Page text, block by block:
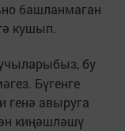
башланмаган
кушып.
бу
Бүгенге
генә авыруга
киңәшләшү